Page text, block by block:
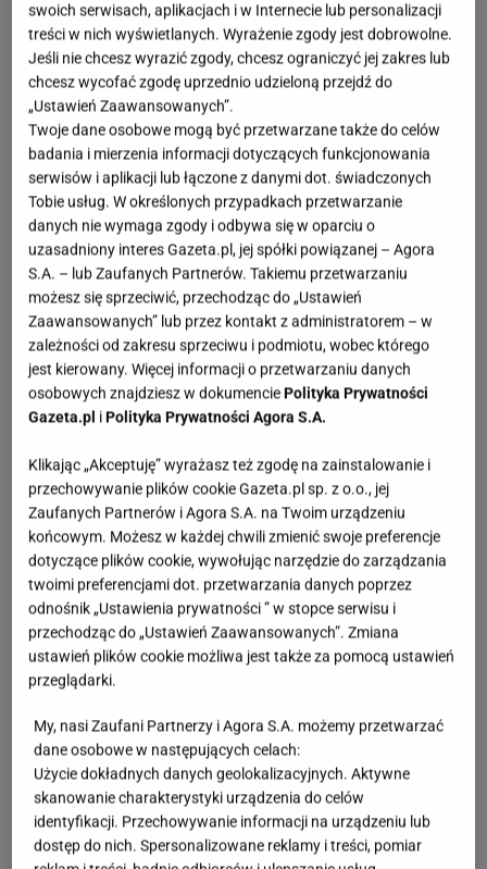
swoich serwisach, aplikacjach i w Internecie lub personalizacji
treści w nich wyświetlanych. Wyrażenie zgody jest dobrowolne.
Jeśli nie chcesz wyrazić zgody, chcesz ograniczyć jej zakres lub
chcesz wycofać zgodę uprzednio udzieloną przejdź do
„Ustawień Zaawansowanych”.
Twoje dane osobowe mogą być przetwarzane także do celów
badania i mierzenia informacji dotyczących funkcjonowania
serwisów i aplikacji lub łączone z danymi dot. świadczonych
Tobie usług. W określonych przypadkach przetwarzanie
danych nie wymaga zgody i odbywa się w oparciu o
uzasadniony interes Gazeta.pl, jej spółki powiązanej – Agora
S.A. – lub Zaufanych Partnerów. Takiemu przetwarzaniu
możesz się sprzeciwić, przechodząc do „Ustawień
Zaawansowanych” lub przez kontakt z administratorem – w
zależności od zakresu sprzeciwu i podmiotu, wobec którego
jest kierowany. Więcej informacji o przetwarzaniu danych
osobowych znajdziesz w dokumenciePolityka Prywatności
Gazeta.pl iPolityka Prywatności Agora S.A.
Klikając „Akceptuję” wyrażasz też zgodę na zainstalowanie i
przechowywanie plików cookie Gazeta.pl sp. z o.o., jej
Zaufanych Partnerów i Agora S.A. na Twoim urządzeniu
końcowym. Możesz w każdej chwili zmienić swoje preferencje
dotyczące plików cookie, wywołując narzędzie do zarządzania
twoimi preferencjami dot. przetwarzania danych poprzez
odnośnik „Ustawienia prywatności ” w stopce serwisu i
przechodząc do „Ustawień Zaawansowanych”. Zmiana
ustawień plików cookie możliwa jest także za pomocą ustawień
przeglądarki.
My, nasi Zaufani Partnerzy i Agora S.A. możemy przetwarzać
dane osobowe w następujących celach:
Użycie dokładnych danych geolokalizacyjnych. Aktywne
skanowanie charakterystyki urządzenia do celów
identyfikacji. Przechowywanie informacji na urządzeniu lub
dostęp do nich. Spersonalizowane reklamy i treści, pomiar